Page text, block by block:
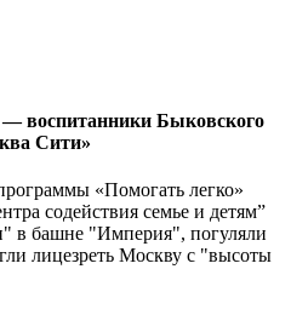
— воспитанники Быковского
Сити»
«Помогать легко»
содействия семье и детям”
в башне "Империя", погуляли
лицезреть Москву с "высоты